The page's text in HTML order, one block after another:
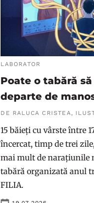
LABORATOR
Poate o tabără
departe de
DE RALUCA CRISTEA,
15 băieți cu vârste între
încercat, timp de trei
mai mult de narațiunile
tabără organizată anul
FILIA.